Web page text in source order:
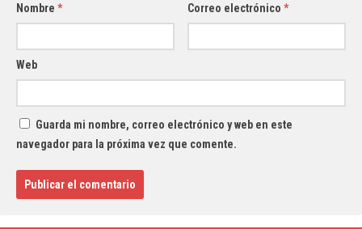
Nombre * Correo electrónico*
Web
Guarda mi nombre, correo electrónico y web en este
navegador para la próxima vez que comente.